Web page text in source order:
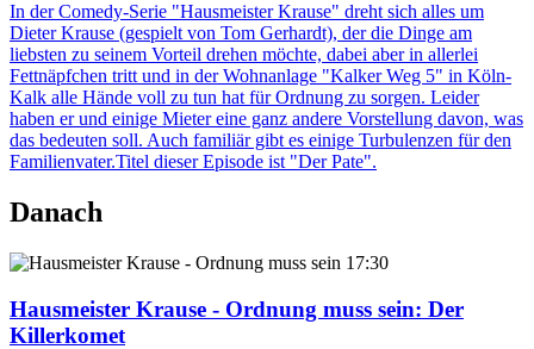
In der Comedy-Serie "Hausmeister Krause" dreht sich alles um
Dieter Krause (gespielt von Tom Gerhardt), der die Dinge am
liebsten zu seinem Vorteil drehen möchte, dabei aber in allerlei
Fettnäpfchen tritt und in der Wohnanlage "Kalker Weg 5" in Köln-
Kalk alle Hände voll zu tun hat für Ordnung zu sorgen. Leider
haben er und einige Mieter eine ganz andere Vorstellung davon, was
das bedeuten soll. Auch familiär gibt es einige Turbulenzen für den
Familienvater.Titel dieser Episode ist "Der Pate".
Danach
17:30
Hausmeister Krause - Ordnung muss sein: Der
Killerkomet